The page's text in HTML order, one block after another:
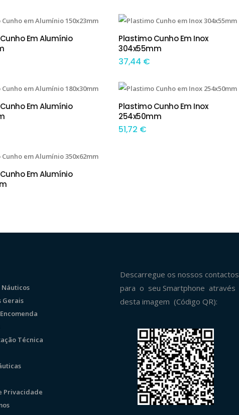
Em Alumínio
ADICIONAR
Plastimo Cunho Em Inox
304x55mm
37,44 €
Em Alumínio
ADICIONAR
Plastimo Cunho Em Inox
254x50mm
51,72 €
Em Alumínio
Náuticos
Gerais
Técnica
Privacidade
Descarregue os nossos contactos
para o seu Smartphone através
desta imagem (Código QR):